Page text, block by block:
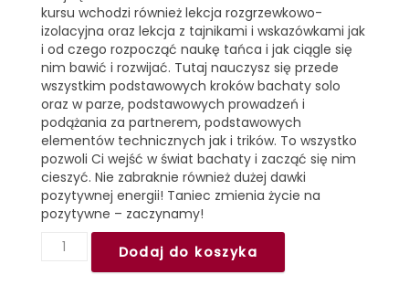
kursu wchodzi również lekcja rozgrzewkowo-
izolacyjna oraz lekcja z tajnikami i wskazówkami jak
i od czego rozpocząć naukę tańca i jak ciągle się
nim bawić i rozwijać. Tutaj nauczysz się przede
wszystkim podstawowych kroków bachaty solo
oraz w parze, podstawowych prowadzeń i
podążania za partnerem, podstawowych
elementów technicznych jak i trików. To wszystko
pozwoli Ci wejść w świat bachaty i zacząć się nim
cieszyć. Nie zabraknie również dużej dawki
pozytywnej energii! Taniec zmienia życie na
pozytywne – zaczynamy!
ilość
Dodaj do koszyka